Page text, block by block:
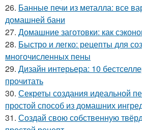
26. Банные печи из металла: все
домашней бани
27. Домашние заготовки: как
28. Быстро и легко: рецепты для
многочисленных пены
29. Дизайн интерьера: 10
прочитать
30. Секреты создания идеальной
простой способ из домашних
31. Создай свою собственную